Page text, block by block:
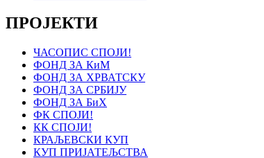
ПРОЈЕКТИ
ЧАСОПИС СПОЈИ!
ФОНД ЗА КиМ
ФОНД ЗА ХРВАТСКУ
ФОНД ЗА СРБИЈУ
ФОНД ЗА БиХ
ФК СПОЈИ!
КК СПОЈИ!
КРАЉЕВСКИ КУП
КУП ПРИЈАТЕЉСТВА